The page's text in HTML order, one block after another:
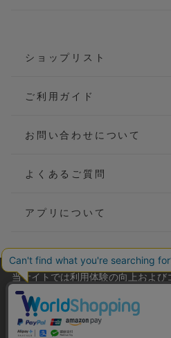
ショップリスト
ご利用ガイド
お問い合わせについて
よくあるご質問
アプリについて
会社概要
ご利用規約
当サイトでは利用体験の向上および
ラフィックの分析を目的として
サイトの閲覧を継続された場合、
のといたします。
詳細については